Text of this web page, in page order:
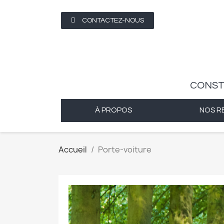
CONTACTEZ-NOUS
À PROPOS NOS
Accueil Porte-voiture